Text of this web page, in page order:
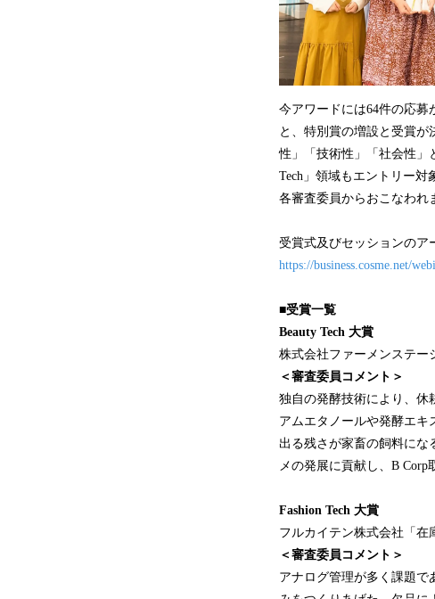
今アワードには64件の応
と、特別賞の増設と受賞
性」「技術性」「社会性」
Tech」領域もエントリー対
各審査委員からおこなわれ
受賞式及びセッションのア
https://business.cosme.net/
■受賞一覧
Beauty Tech 大賞
株式会社ファーメンステー
＜審査委員コメント＞
独自の発酵技術により、休
アムエタノールや発酵エキ
出る残さが家畜の飼料にな
メの発展に貢献し、B Corp
Fashion Tech 大賞
フルカイテン株式会社「在
＜審査委員コメント＞
アナログ管理が多く課題で